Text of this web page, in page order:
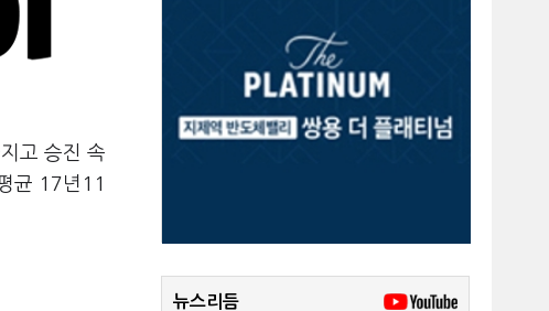
고 승진 속
균 17년 11
뉴스리듬